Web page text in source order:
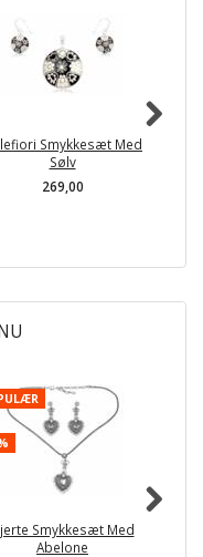
Smykkesæt Med
Sølv
269,00
Smykkesæt Med
Abelone